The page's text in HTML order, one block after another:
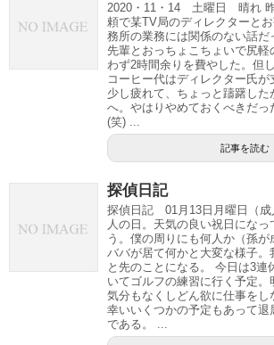
2020・11・14 土曜日 晴れ
頼で某TV局のディレクターと
務所の業務には関係のない話だ
先輩とおっちょこちょいで尻軽
わず2時間余りを費やした。但
コーヒー代はディレクター氏が
少し疲れて、ちょっと躊躇した
へ。やはりやめておくべきだっ
(笑) ...
記事を読む
探偵日記
探偵日記 01月13日月曜日（成
人の日。天気の良い祝日にな
う。僕の周りにも何人か（孫
ババが居て何かと大変な様子。
と先のことになる。 今日は3連
いてゴルフの練習に行く予定。
気分もなくしどん欲に仕事をし
幸いいくつかの予定もあって退
である。 ...